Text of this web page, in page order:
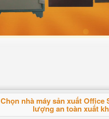
Chọn nhà máy sản xuất Office
lượng an toàn xuất